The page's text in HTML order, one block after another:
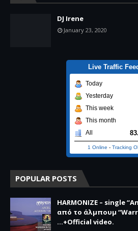
DJ Irene
January 23, 2020
Live Traffic
Today
Yesterday
This week
This month
All
1 Online - Tracking
POPULAR POSTS
HARMONIZE – single
από το άλμπουμ
...+Official video.